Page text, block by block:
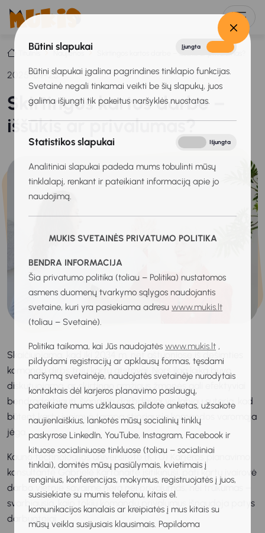
Būtini slapukai Įjungta
Būtini slapukai įgalina pagrindines tinklapio funkcijas.
Svetainė negali tinkamai veikti be šių slapukų, juos
galima išjungti tik pakeitus naršyklės nuostatas.
Statistikos slapukai Išjungta
Analitiniai slapukai padeda mums tobulinti mūsų
tinklalapį, renkant ir pateikiant informaciją apie jo
naudojimą.
MUKIS SVETAINĖS PRIVATUMO POLITIKA
BENDRA INFORMACIJA
Šia privatumo politika (toliau – Politika) nustatomos
asmens duomenų tvarkymo sąlygos naudojantis
svetaine, kuri yra pasiekiama adresu www.mukis.lt
(toliau – Svetainė).
Politika taikoma, kai Jūs naudojatės www.mukis.lt ,
pildydami registracijų ar apklausų formas, tęsdami
naršymą svetainėje, naudojatės svetainėje nurodytais
kontaktais dėl karjeros planavimo paslaugų,
pateikiate mums užklausas, pildote anketas, užsakote
naujienlaiškius, lankotės mūsų socialinių tinklų
paskyrose LinkedIn, YouTube, Instagram, Facebook ir
kituose socialiniuose tinkluose (toliau – socialiniai
tinklai), domitės mūsų pasiūlymais, kvietimais į
renginius, konferencijas, mokymus, registruojatės į juos,
susisiekiate su mumis telefonu, kitais el.
komunikacijos kanalais ar kreipiatės į mus kitais su
mūsų veikla susijusiais klausimais. Papildoma
Titulinis Naujienos Skirtingos kartos darbe – iššūkis ar privalumas?
2025-09-25
Skirtingos kartos darbe –
iššūkis ar privalumas?
Skaičiuojama, kad iki 2034 m. net aštuoniose iš dešimties
komandų dirbs trijų kartų atstovai. Nors ilgą laiką buvo
diskutuojama, ar skirtingo amžiaus žmonės gali efektyviai
bendradarbiauti, šiandien darbdaviai vis labiau sutaria, kad
būtent kartų įvairovė tampa stipriausia komandos varomąja
jėga.
Kauno technologijos universiteto (KTU) Karjeros planavimo
konsultantė Gabrielė Kartanaitė įsitikinusi, pati kartų įvairovė
darbo vietoje savaime nėra nei privalumas, nei trūkumas –
svarbiausia, kaip tokių komandų privalumus išnaudoja patys
darbuotojai.